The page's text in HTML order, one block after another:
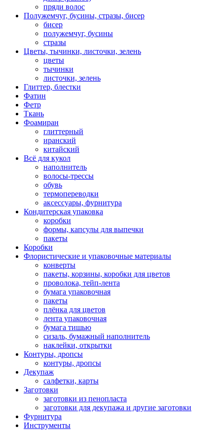
пряди волос
Полужемчуг, бусины, стразы, бисер
бисер
полужемчуг, бусины
стразы
Цветы, тычинки, листочки, зелень
цветы
тычинки
листочки, зелень
Глиттер, блестки
Фатин
Фетр
Ткань
Фоамиран
глиттерный
иранский
китайский
Всё для кукол
наполнитель
волосы-трессы
обувь
термопереводки
аксессуары, фурнитура
Кондитерская упаковка
коробки
формы, капсулы для выпечки
пакеты
Коробки
Флористические и упаковочные материалы
конверты
пакеты, корзины, коробки для цветов
проволока, тейп-лента
бумага упаковочная
пакеты
плёнка для цветов
лента упаковочная
бумага тишью
сизаль, бумажный наполнитель
наклейки, открытки
Контуры, дропсы
контуры, дропсы
Декупаж
салфетки, карты
Заготовки
заготовки из пенопласта
заготовки для декупажа и другие заготовки
Фурнитура
Инструменты